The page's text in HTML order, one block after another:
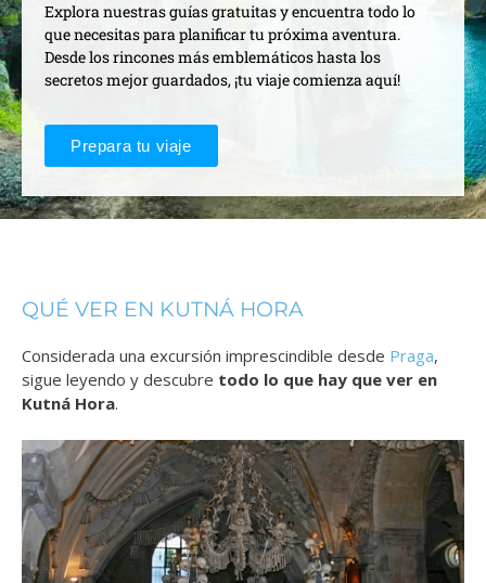
Explora nuestras guías gratuitas y encuentra todo lo
que necesitas para planificar tu próxima aventura.
Desde los rincones más emblemáticos hasta los
secretos mejor guardados, ¡tu viaje comienza aquí!
Prepara tu viaje
QUÉ VER EN KUTNÁ HORA
Considerada una excursión imprescindible desde Praga,
sigue leyendo y descubre todo lo que hay que ver en
Kutná Hora.